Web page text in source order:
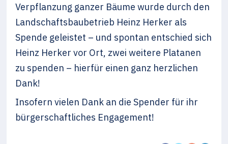
Verpflanzung ganzer Bäume wurde durch den
Landschaftsbaubetrieb Heinz Herker als
Spende geleistet – und spontan entschied sich
Heinz Herker vor Ort, zwei weitere Platanen
zu spenden – hierfür einen ganz herzlichen
Dank!
Insofern vielen Dank an die Spender für ihr
bürgerschaftliches Engagement!